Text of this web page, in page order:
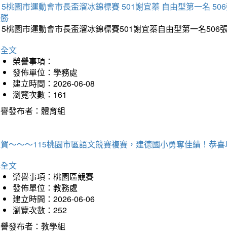
桃園市運動會市長盃溜冰錦標賽 501謝宜蓁 自由型第一名
桃園市運動會市長盃溜冰錦標賽501謝宜蓁自由型第一名
文
榮譽事項：
發佈單位：學務處
建立時間：2026-06-08
瀏覽次數：161
發布者：體育組
～～～115桃園市區語文競賽複賽，建德國小勇奪佳績！恭
文
榮譽事項：桃園區競賽
發佈單位：教務處
建立時間：2026-06-06
瀏覽次數：252
發布者：教學組